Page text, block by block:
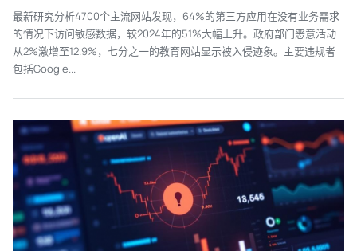
最新研究分析4700个主流网站发现，64%的第三方应用在没有业务需求
的情况下访问敏感数据，较2024年的51%大幅上升。政府部门恶意活动
从2%激增至12.9%，七分之一的教育网站显示被入侵迹象。主要违规者
包括Google...